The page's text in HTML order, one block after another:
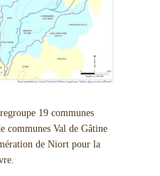
19 communes
communes Val de Gâtine
de Niort pour la